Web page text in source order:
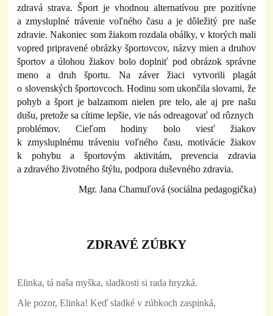
zdravá strava. Šport je vhodnou alternatívou pre pozitívne
a zmysluplné trávenie voľného času a je dôležitý pre naše
zdravie. Nakoniec som žiakom rozdala obálky, v ktorých mali
vopred pripravené obrázky športovcov, názvy mien a druhov
športov a úlohou žiakov bolo doplniť pod obrázok správne
meno a druh športu. Na záver žiaci vytvorili plagát
o slovenských športovcoch. Hodinu som ukončila slovami, že
pohyb a šport je balzamom nielen pre telo, ale aj pre našu
dušu, pretože sa cítime lepšie, vie nás odreagovať od rôznych
problémov. Cieľom hodiny bolo viesť žiakov
k zmysluplnému tráveniu voľného času, motivácie žiakov
k pohybu a športovým aktivitám, prevencia zdravia
a zdravého životného štýlu, podpora duševného zdravia.
Mgr. Jana Chamuľová (sociálna pedagogička)
ZDRAVÉ ZÚBKY
Elinka, tá naša myška, sladkosti si rada hryzká.
Ale pozor, Elinka! Keď sladké v zúbkoch zaspinká,